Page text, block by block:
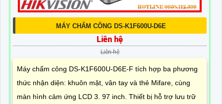
MÁY CHẤM CÔNG DS-K1F600U-D6E
Liên hệ
Liên hệ
Máy chấm công DS-K1F600U-D6E-F tích hợp ba phương
thức nhận diện: khuôn mặt, vân tay và thẻ Mifare, cùng
màn hình cảm ứng LCD 3. 97 inch. Thiết bị hỗ trợ lưu trữ